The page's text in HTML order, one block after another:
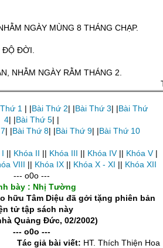
NGÀY MÙNG 8 THÁNG CHẠP.
ĐỘ ĐỜI.
NHẰM NGÀY RẰM THÁNG 2.
1 | |Bài Thứ 2| |Bài Thứ 3| |Bài Thứ
4| |Bài Thứ 5| |
| |Bài Thứ 8| |Bài Thứ 9| |Bài Thứ 10
|| Khóa II || Khóa III || Khóa IV|| Khóa V|
VIII || Khóa IX || Khóa X - XI || Khóa XII
--- o0o ---
bày : Nhị Tường
hữu Tâm Diệu đã gởi tặng phiên bản
tử tập sách này
Quảng Đức, 02/2002)
--- o0o ---
Tác giả bài viết: HT. Thích Thiện Hoa